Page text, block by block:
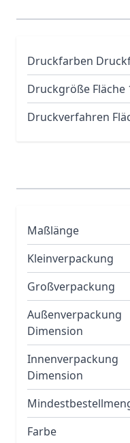
Druckfarben
Druckgröße Fläche
Druckverfahren
Maßlänge
Kleinverpackung
Großverpackung
Außenverpackung
Dimension
Innenverpackung
Dimension
Farbe